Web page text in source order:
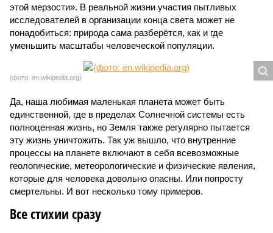
этой мерзости». В реальной жизни участия пытливых
исследователей в организации конца света может не
понадобиться: природа сама разберётся, как и где
уменьшить масштабы человеческой популяции.
(фото: en.wikipedia.org)
Да, наша любимая маленькая планета может быть
единственной, где в пределах Солнечной системы есть
полноценная жизнь, но Земля также регулярно пытается
эту жизнь уничтожить. Так уж вышло, что внутренние
процессы на планете включают в себя всевозможные
геологические, метеорологические и физические явления,
которые для человека довольно опасны. Или попросту
смертельны. И вот несколько тому примеров.
Все стихии сразу